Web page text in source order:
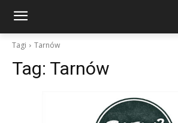
Tagi Tarnów
Tag: Tarnów